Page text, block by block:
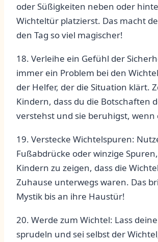
oder Süßigkeiten neben⁤ oder
Wichteltür⁤ platzierst. Das macht‍
den Tag so viel magischer!
18. Verleihe ein Gefühl der
immer ein Problem bei den
der​ Helfer, der⁤ die Situation klärt.
⁤Kindern, dass ‌du⁣ die Botschaften
verstehst und sie beruhigst, wenn
19. Verstecke Wichtelspuren:​
Fußabdrücke oder winzige
Kindern zu zeigen, dass die
Zuhause unterwegs ‍waren. Das
Mystik⁢ bis an ihre Haustür!
20. Werde zum Wichtel: Lass‍
sprudeln und sei selbst ‍der⁤